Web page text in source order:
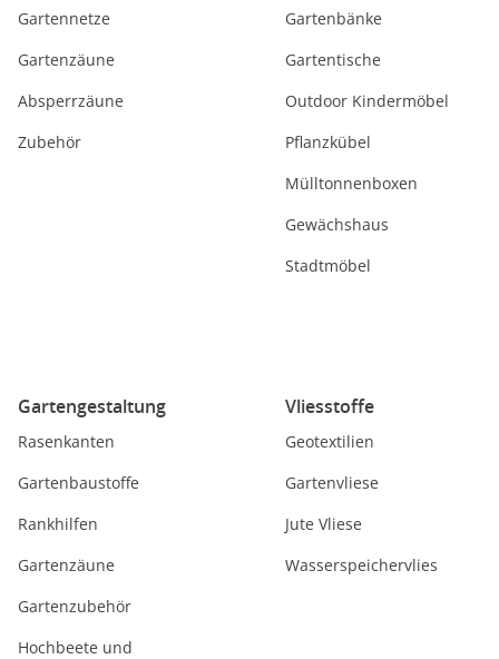
Gartennetze
Gartenzäune
Absperrzäune
Zubehör
Gartenbänke
Gartentische
Outdoor Kindermöbel
Pflanzkübel
Mülltonnenboxen
Gewächshaus
Stadtmöbel
Gartengestaltung
Rasenkanten
Gartenbaustoffe
Rankhilfen
Gartenzäune
Gartenzubehör
Hochbeete und
Vliesstoffe
Geotextilien
Gartenvliese
Jute Vliese
Wasserspeichervlies